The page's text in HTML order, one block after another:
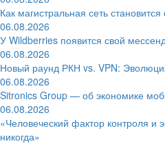
Как магистральная сеть
06.08.2026
У Wildberries появится свой
06.08.2026
Новый раунд РКН vs. VPN:
06.08.2026
Sitronics Group — об экономике
06.08.2026
«Человеческий фактор контроля и
никогда»